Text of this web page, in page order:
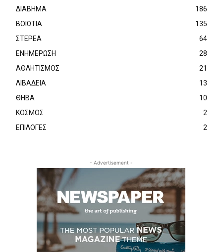
ΔΙΑΒΗΜΑ
186
ΒΟΙΩΤΙΑ
135
ΣΤΕΡΕΑ
64
ΕΝΗΜΕΡΩΣΗ
28
ΑΘΛΗΤΙΣΜΟΣ
21
ΛΙΒΑΔΕΙΑ
13
ΘΗΒΑ
10
ΚΟΣΜΟΣ
2
ΕΠΙΛΟΓΕΣ
2
- Advertisement -